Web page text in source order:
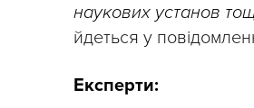
наукових установ
йдеться у
Експерти: